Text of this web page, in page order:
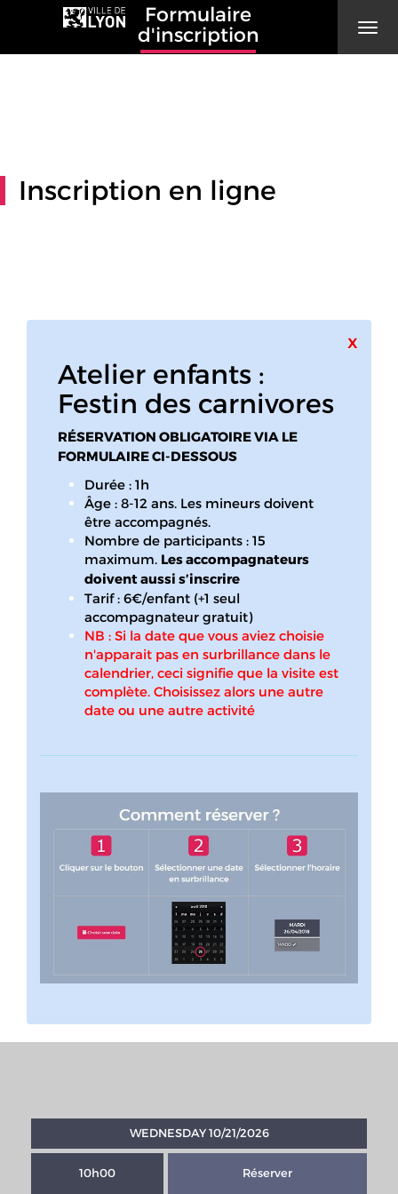
Formulaire
d'inscription
Inscription en ligne
x
Atelier enfants :
Festin des carnivores
RÉSERVATION OBLIGATOIRE VIA LE
FORMULAIRE CI-DESSOUS
Durée : 1h
Âge : 8-12 ans. Les mineurs doivent
être accompagnés.
Nombre de participants : 15
maximum. Les accompagnateurs
doivent aussi s’inscrire
Tarif : 6€/enfant (+1 seul
accompagnateur gratuit)
NB : Si la date que vous aviez choisie
n'apparait pas en surbrillance dans le
calendrier, ceci signifie que la visite est
complète. Choisissez alors une autre
date ou une autre activité
WEDNESDAY 10/21/2026
10h00 Réserver